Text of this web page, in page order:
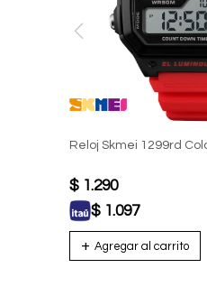
Reloj Skmei 1299rd
$ 1.290
$ 1.097